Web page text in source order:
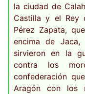
la ciudad de
Castilla y el Rey
Pérez Zapata,
encima de Jaca,
sirvieron en la
contra los
confederación
Aragón con los